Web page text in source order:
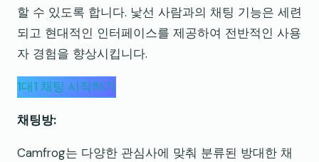
할 수 있도록 합니다. 낯선 사람과의 채팅 기능은 세련
되고 현대적인 인터페이스를 제공하여 전반적인 사용
자 경험을 향상시킵니다.
1대1 채팅 시작하기
채팅방:
Camfrog는 다양한 관심사에 맞춰 분류된 방대한 채